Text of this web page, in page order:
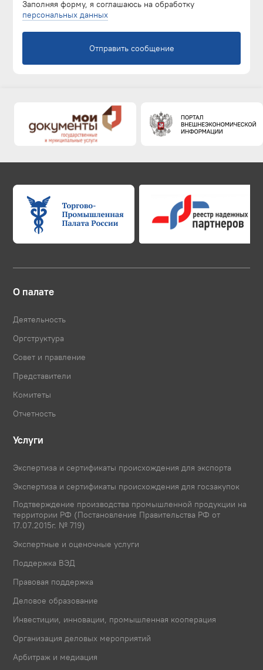
Заполняя форму, я соглашаюсь на обработку
персональных данных
О палате
Деятельность
Оргструктура
Совет и правление
Представители
Комитеты
Отчетность
Услуги
Экспертиза и сертификаты происхождения для экспорта
Экспертиза и сертификаты происхождения для госзакупок
Подтверждение производства промышленной продукции на
территории РФ (Постановление Правительства РФ от
17.07.2015г. № 719)
Экспертные и оценочные услуги
Поддержка ВЭД
Правовая поддержка
Деловое образование
Инвестиции, инновации, промышленная кооперация
Организация деловых мероприятий
Арбитраж и медиация